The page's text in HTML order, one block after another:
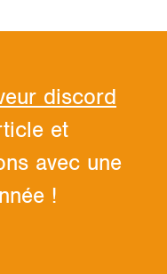
discord
et
avec une
!